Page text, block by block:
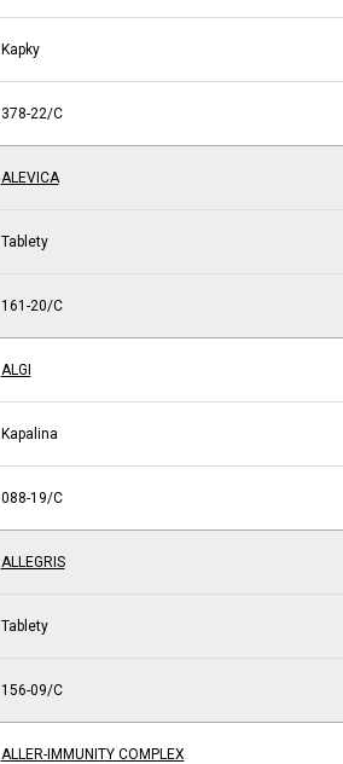
Kapky
378-22/C
ALEVICA
Tablety
161-20/C
ALGI
Kapalina
088-19/C
ALLEGRIS
Tablety
156-09/C
ALLER-IMMUNITY COMPLEX